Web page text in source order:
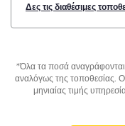
Δες τις διαθέσιμες
*Όλα τα ποσά
αναλόγως της τοποθεσίας.
μηνιαίας τιμής